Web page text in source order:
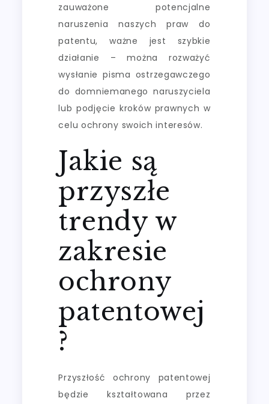
zauważone potencjalne
naruszenia naszych praw do
patentu, ważne jest szybkie
działanie – można rozważyć
wysłanie pisma ostrzegawczego
do domniemanego naruszyciela
lub podjęcie kroków prawnych w
celu ochrony swoich interesów.
Jakie są
przyszłe
trendy w
zakresie
ochrony
patentowej
?
Przyszłość ochrony patentowej
będzie kształtowana przez